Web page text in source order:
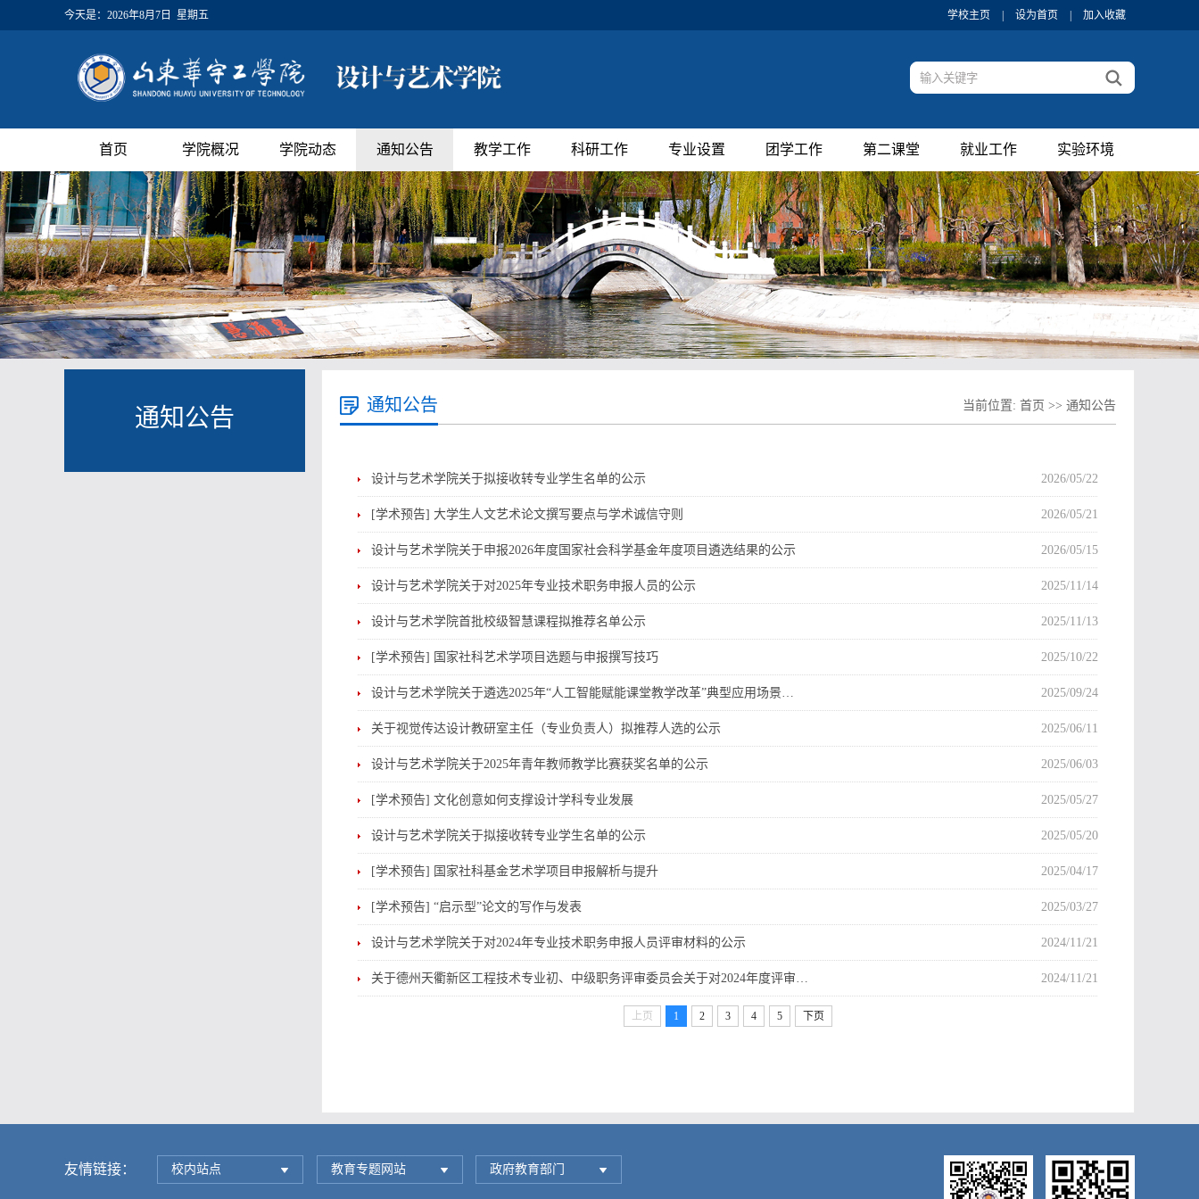
今天是： 2026年8月7日 星期五 学校主页 设为首页 加入收藏
首页 学院概况 学院动态 通知公告 教学工作 科研工作 专业设置 团学工作 第二课堂 就业工作 实验环境
通知公告 通知公告 当前位置: 首页 >> 通知公告
设计与艺术学院关于拟接收转专业学生名单的公示 2026/05/22
[学术预告] 大学生人文艺术论文撰写要点与学术诚信守则 2026/05/21
设计与艺术学院关于申报2026年度国家社会科学基金年度项目遴选结果的公示 2026/05/15
设计与艺术学院关于对2025年专业技术职务申报人员的公示 2025/11/14
设计与艺术学院首批校级智慧课程拟推荐名单公示 2025/11/13
[学术预告] 国家社科艺术学项目选题与申报撰写技巧 2025/10/22
设计与艺术学院关于遴选2025年“人工智能赋能课堂教学改革”典型应用场景… 2025/09/24
关于视觉传达设计教研室主任（专业负责人）拟推荐人选的公示 2025/06/11
设计与艺术学院关于2025年青年教师教学比赛获奖名单的公示 2025/06/03
[学术预告] 文化创意如何支撑设计学科专业发展 2025/05/27
设计与艺术学院关于拟接收转专业学生名单的公示 2025/05/20
[学术预告] 国家社科基金艺术学项目申报解析与提升 2025/04/17
[学术预告] “启示型”论文的写作与发表 2025/03/27
设计与艺术学院关于对2024年专业技术职务申报人员评审材料的公示 2024/11/21
关于德州天衢新区工程技术专业初、中级职务评审委员会关于对2024年度评审… 2024/11/21
上页 1 2 3 4 5 下页
友情链接： 校内站点 教育专题网站 政府教育部门